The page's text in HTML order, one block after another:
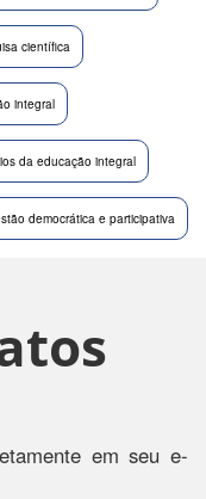
científica
integral
da educação integral
democrática e participativa
em seu e-